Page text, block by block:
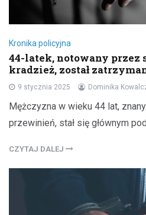
Kronika policyjna
44-latek, notowany przez
kradzież, został
9 stycznia 2025 Dominika
Mężczyzna w wieku 44 lat,
przewinień, stał się głównym
CZYTAJ DALEJ